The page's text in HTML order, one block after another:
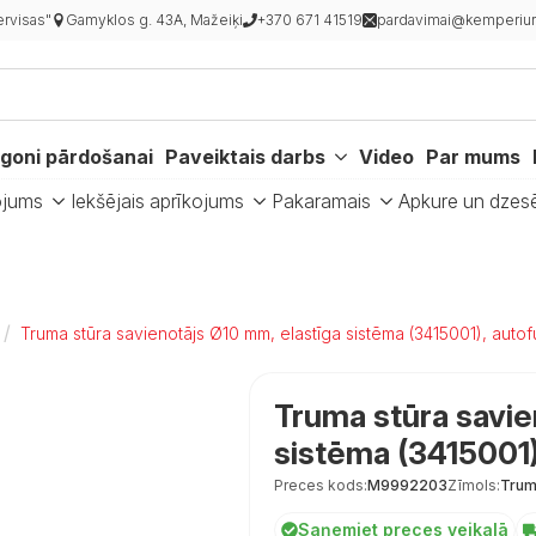
Gamyklos g. 43A, Mažeiķi +370 671 41519
pārdošanai Paveiktais darbs Video Par mums
Iekšējais aprīkojums Pakaramais Apkure un
Truma stūra savienotājs Ø10 mm, elastīga sistēma (3415001),
Truma stūra
sistēma
Preces kods:M9992203Zīmols:
Saņemiet preces veikalā